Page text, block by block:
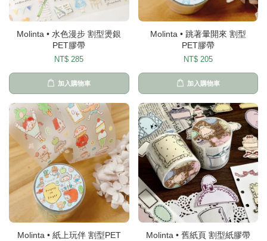
Molinta • 水色漫步 割型燙銀
PET膠帶
NT$ 285
加入購物車
Molinta • 跳著暈開來 割型
PET膠帶
NT$ 205
加入購物車
Molinta • 紙上玩伴 割型PET
Molinta • 舊紙頁 割型紙膠帶